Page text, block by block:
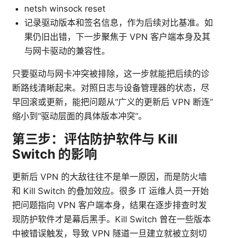
netsh winsock reset
记录驱动版本和签名信息，作为后续对比基准。如
果仍旧出错，下一步聚焦于 VPN 客户端本身及其
与网卡驱动的兼容性。
只要驱动与网卡冲突被排除，这一步就能把后续的诊
断路线清晰起来。对照日志与设备管理器的状态，尽
早回滚或更新，能把问题从“广义的更新后 VPN 断连”
缩小到“驱动层面的具体版本冲突”。
第三步：评估防护软件与 Kill
Switch 的影响
更新后 VPN 的大敌往往不是单一原因，而是防火墙
和 Kill Switch 的叠加效应。很多 IT 运维人员一开始
把问题指向 VPN 客户端本身，结果在逐步排查时发
现防护软件才是幕后黑手。Kill Switch 曾在一些版本
中被错误触发，导致 VPN 隧道一旦建立就被立刻切